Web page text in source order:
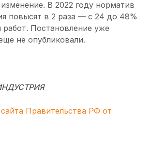
изменение. В 2022 году норматив
повысят в 2 раза — с 24 до 48%
Постановление уже
не опубликовали.
Правительства РФ от